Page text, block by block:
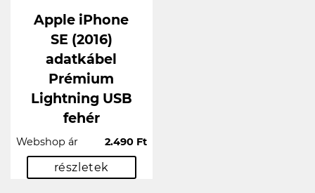
Apple iPhone
SE (2016)
adatkábel
Prémium
Lightning USB
fehér
Webshop ár 2.490 Ft
részletek